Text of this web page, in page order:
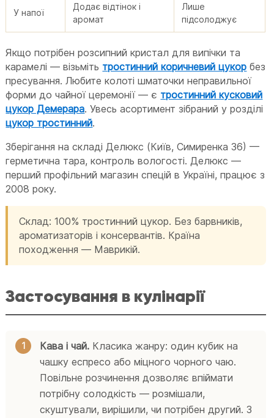
У напої
Додає відтінок і
аромат
Лише
підсолоджує
Якщо потрібен розсипний кристал для випічки та
карамелі — візьміть тростинний коричневий цукор без
пресування. Любите колоті шматочки неправильної
форми до чайної церемонії — є тростинний кусковий
цукор Демерара. Увесь асортимент зібраний у розділі
цукор тростинний.
Зберігання на складі Делюкс (Київ, Симиренка 36) —
герметична тара, контроль вологості. Делюкс —
перший профільний магазин спецій в Україні, працює з
2008 року.
Склад: 100% тростинний цукор. Без барвників,
ароматизаторів і консервантів. Країна
походження — Маврикій.
Застосування в кулінарії
Кава і чай. Класика жанру: один кубик на
чашку еспресо або міцного чорного чаю.
Повільне розчинення дозволяє впіймати
потрібну солодкість — розмішали,
скуштували, вирішили, чи потрібен другий. З